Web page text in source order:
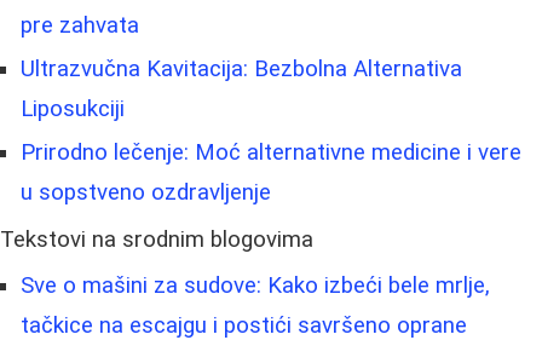
pre zahvata
Ultrazvučna Kavitacija: Bezbolna Alternativa
Liposukciji
Prirodno lečenje: Moć alternativne medicine i vere
u sopstveno ozdravljenje
Tekstovi na srodnim blogovima
Sve o mašini za sudove: Kako izbeći bele mrlje,
tačkice na escajgu i postići savršeno oprane